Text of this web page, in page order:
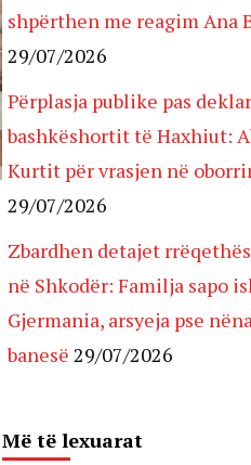
shpërthen me reagim Ana
29/07/2026
Përplasja publike pas
bashkëshortit të Haxhiut:
Kurtit për vrasjen në
29/07/2026
Zbardhen detajet
në Shkodër: Familja sapo
Gjermania, arsyeja pse
banesë 29/07/2026
Më të lexuarat